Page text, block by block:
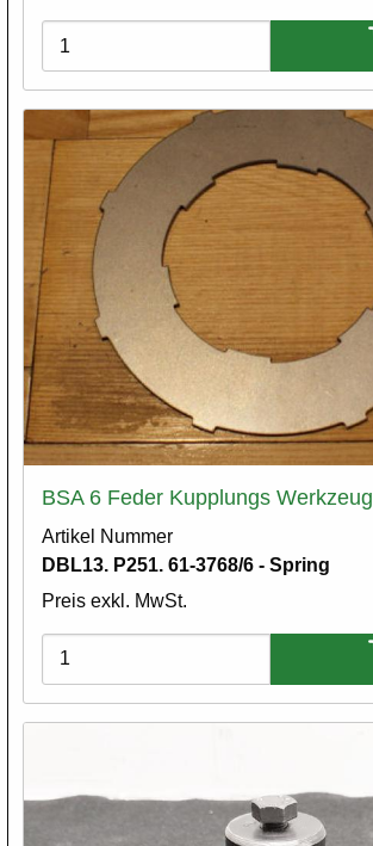
Varianten
BSA 6 Feder Kupplungs Werkzeug
Artikel Nummer
DBL13. P251. 61-3768/6 - Spring
Preis exkl. MwSt.
Varianten